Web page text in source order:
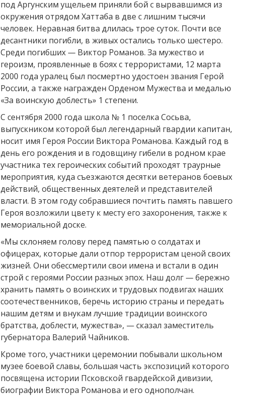
под Аргунским ущельем приняли бой с вырвавшимся из
окружения отрядом Хаттаба в две с лишним тысячи
человек. Неравная битва длилась трое суток. Почти все
десантники погибли, в живых остались только шестеро.
Среди погибших — Виктор Романов. За мужество и
героизм, проявленные в боях с террористами, 12 марта
2000 года уралец был посмертно удостоен звания Герой
России, а также награжден Орденом Мужества и медалью
«За воинскую доблесть» 1 степени.
С сентября 2000 года школа № 1 поселка Сосьва,
выпускником которой был легендарный гвардии капитан,
носит имя Героя России Виктора Романова. Каждый год в
день его рождения и в годовщину гибели в родном крае
участника тех героических событий проходят траурные
мероприятия, куда съезжаются десятки ветеранов боевых
действий, общественных деятелей и представителей
власти. В этом году собравшиеся почтить память павшего
Героя возложили цвету к месту его захоронения, также к
мемориальной доске.
«Мы склоняем голову перед памятью о солдатах и
офицерах, которые дали отпор террористам ценой своих
жизней. Они обессмертили свои имена и встали в один
строй с героями России разных эпох. Наш долг — бережно
хранить память о воинских и трудовых подвигах наших
соотечественников, беречь историю страны и передать
нашим детям и внукам лучшие традиции воинского
братства, доблести, мужества», — сказал заместитель
губернатора Валерий Чайников.
Кроме того, участники церемонии побывали школьном
музее боевой славы, большая часть экспозиций которого
посвящена истории Псковской гвардейской дивизии,
биографии Виктора Романова и его однополчан.